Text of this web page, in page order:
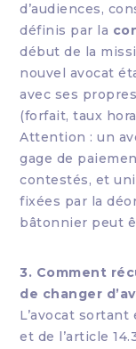
d’audiences,
définis par la
début de la
nouvel avocat
avec ses
(forfait, taux
Attention : un
gage de
contestés, et
fixées par la
bâtonnier peut
3. Comment
de changer
L’avocat
et de l’article